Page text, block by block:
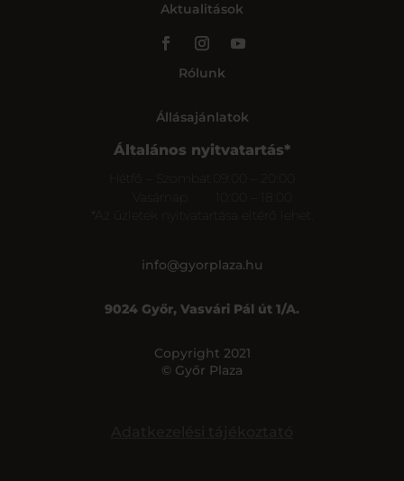
Aktualitások
Rólunk
Állásajánlatok
Általános nyitvatartás*
*Az üzletek nyitvatartása eltérő lehet.
info@gyorplaza.hu
9024 Győr, Vasvári Pál út 1/A.
Copyright 2021
© Győr Plaza